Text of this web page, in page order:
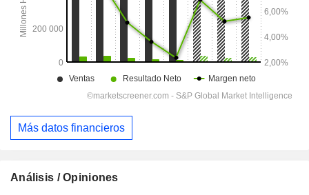
Más datos financieros
Análisis / Opiniones